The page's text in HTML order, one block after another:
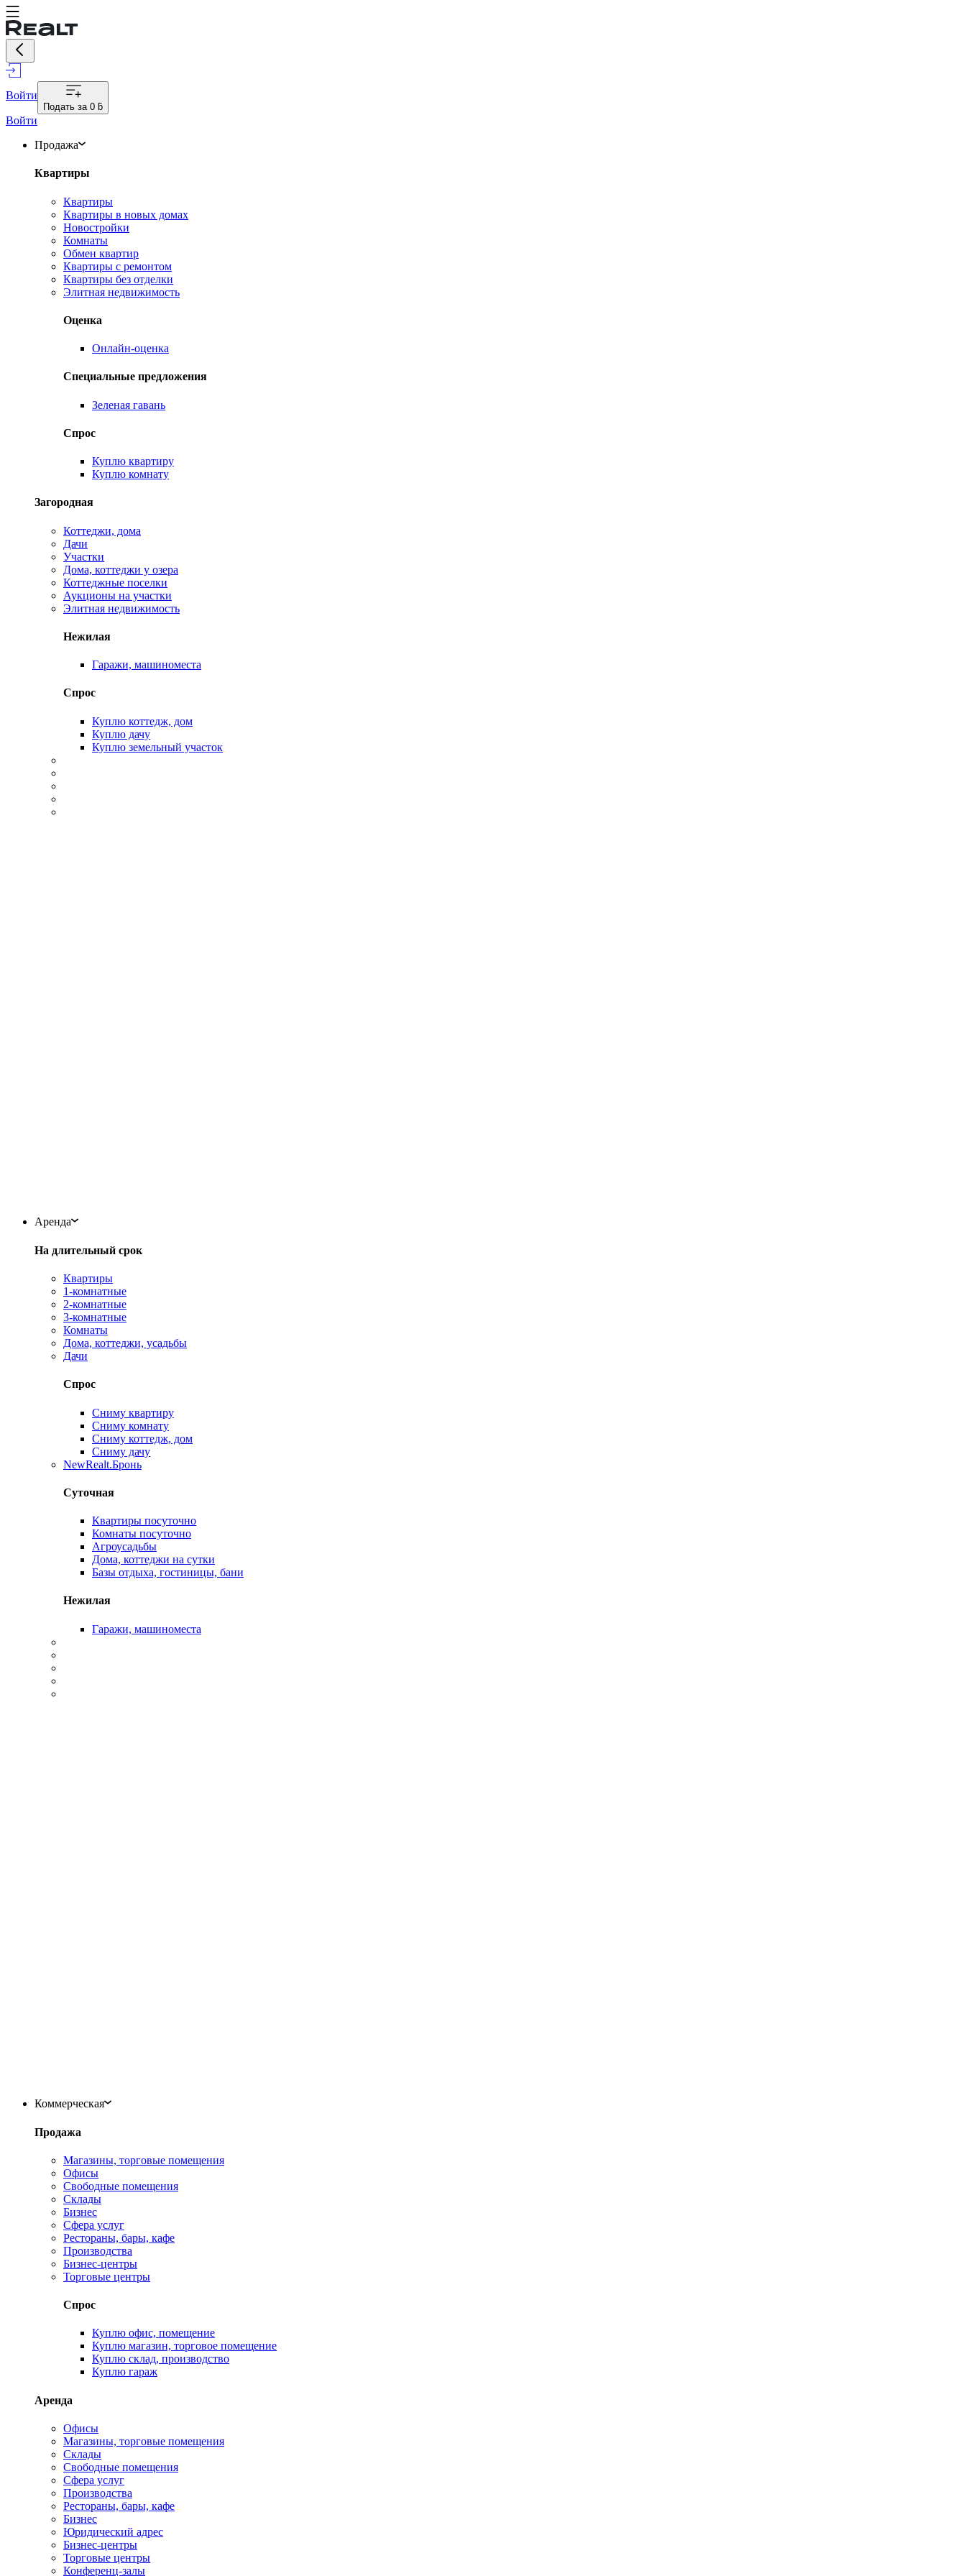
Войти
Подать за 0 ƃ
Войти
Продажа
Квартиры
Квартиры
Квартиры в новых домах
Новостройки
Комнаты
Обмен квартир
Квартиры с ремонтом
Квартиры без отделки
Элитная недвижимость
Оценка
Онлайн-оценка
Специальные предложения
Зеленая гавань
Спрос
Куплю квартиру
Куплю комнату
Загородная
Коттеджи, дома
Дачи
Участки
Дома, коттеджи у озера
Коттеджные поселки
Аукционы на участки
Элитная недвижимость
Нежилая
Гаражи, машиноместа
Спрос
Куплю коттедж, дом
Куплю дачу
Куплю земельный участок
Аренда
На длительный срок
Квартиры
1-комнатные
2-комнатные
3-комнатные
Комнаты
Дома, коттеджи, усадьбы
Дачи
Спрос
Сниму квартиру
Сниму комнату
Сниму коттедж, дом
Сниму дачу
NewRealt.Бронь
Суточная
Квартиры посуточно
Комнаты посуточно
Агроусадьбы
Дома, коттеджи на сутки
Базы отдыха, гостиницы, бани
Нежилая
Гаражи, машиноместа
Коммерческая
Продажа
Магазины, торговые помещения
Офисы
Свободные помещения
Склады
Бизнес
Сфера услуг
Рестораны, бары, кафе
Производства
Бизнес-центры
Торговые центры
Спрос
Куплю офис, помещение
Куплю магазин, торговое помещение
Куплю склад, производство
Куплю гараж
Аренда
Офисы
Магазины, торговые помещения
Склады
Свободные помещения
Сфера услуг
Производства
Рестораны, бары, кафе
Бизнес
Юридический адрес
Бизнес-центры
Торговые центры
Конференц-залы